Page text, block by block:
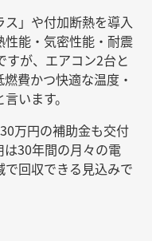
」や付加断熱を導入
性能・気密性能・耐震
が、エアコン2台と
費かつ快適な温度・
います。
万円の補助金も交付
30年間の月々の電
回収できる見込みで